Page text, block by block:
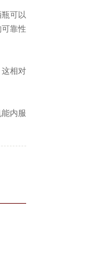
可以
靠性
相对
内服